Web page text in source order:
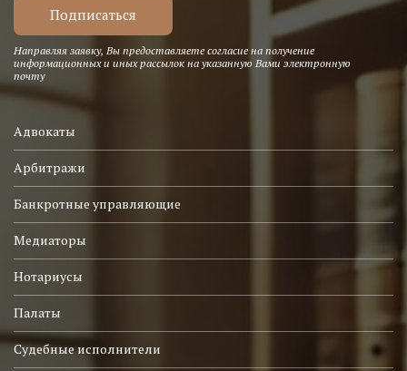
Направляя заявку, Вы предоставляете согласие на получение
информационных и иных рассылок на указанную Вами электронную
почту
Адвокаты
Арбитражи
Банкротные управляющие
Медиаторы
Нотариусы
Палаты
Судебные исполнители